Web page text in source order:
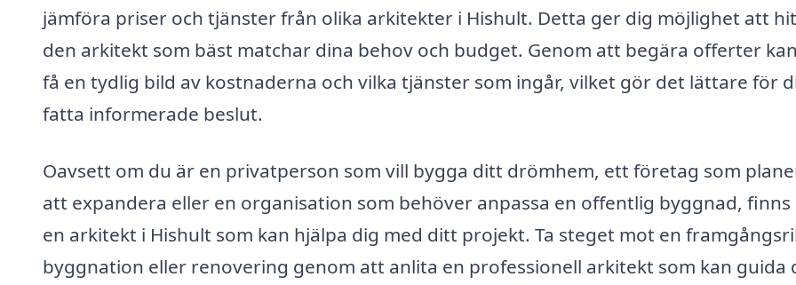
jämföra priser och tjänster från olika arkitekter i Hishult. Detta ger dig möjlighet att
den arkitekt som bäst matchar dina behov och budget. Genom att begära offerter
få en tydlig bild av kostnaderna och vilka tjänster som ingår, vilket gör det lättare för
fatta informerade beslut.
Oavsett om du är en privatperson som vill bygga ditt drömhem, ett företag som
att expandera eller en organisation som behöver anpassa en offentlig byggnad,
en arkitekt i Hishult som kan hjälpa dig med ditt projekt. Ta steget mot en
byggnation eller renovering genom att anlita en professionell arkitekt som kan guida